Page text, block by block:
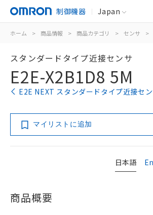
制御機器 Japan
ホーム > 商品情報 > 商品カテゴリ > センサ >
スタンダードタイプ近接センサ
E2E-X2B1D8 5M
E2E NEXT スタンダードタイプ近接セ
マイリストに追加
日本語
商品概要